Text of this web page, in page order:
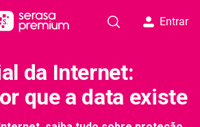
Entrar
da Internet:
que a data existe